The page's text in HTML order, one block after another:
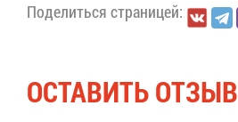
По­де­лить­ся стра­ни­цей:
ОСТА­ВИТЬ ОТ­ЗЫВ